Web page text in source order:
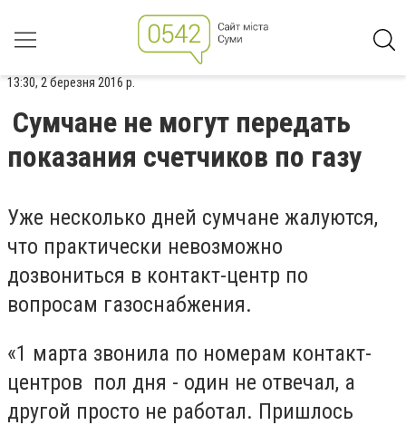
13:30, 2 березня 2016 р.
Сумчане не могут передать
показания счетчиков по газу
Уже несколько дней сумчане жалуются,
что практически невозможно
дозвониться в контакт-центр по
вопросам газоснабжения.
«1 марта звонила по номерам контакт-
центров пол дня - один не отвечал, а
другой просто не работал. Пришлось